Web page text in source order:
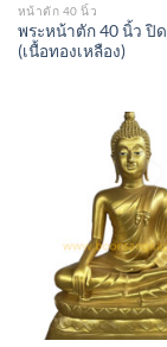
หน้าตัก 40 นิ้ว
พระหน้าตัก 40 นิ้ว ปิ
(เนื้อทองเหลือง)